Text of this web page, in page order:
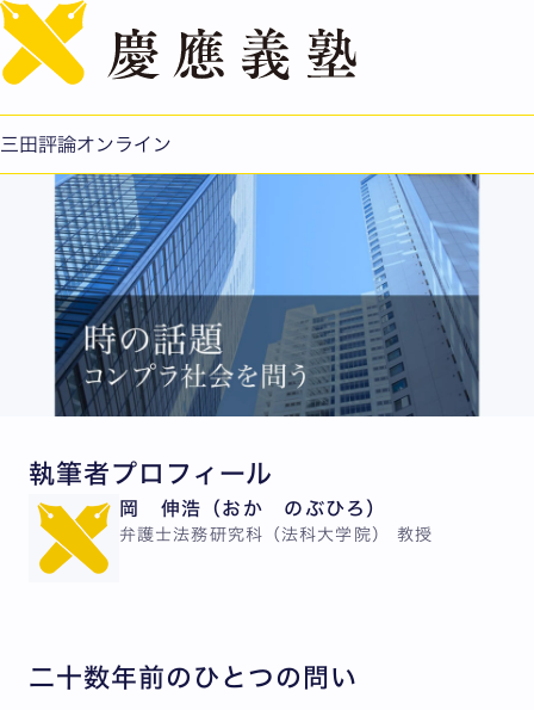
三田評論オンライン
岡 伸浩：コンプライアンスと現代の企業経営
執筆者プロフィール
岡 伸浩（おか のぶひろ）
弁護士法務研究科（法科大学院） 教授
二十数年前のひとつの問い